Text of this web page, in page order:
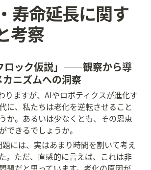
寿命延長に関す
考察
ロック仮説」——観察から導
ニズムへの洞察
りますが、AIやロボティクスが進化す
に、私たちは老化を逆転させること
か。あるいは少なくとも、その恩恵
できるでしょうか。
には、実はあまり時間を割いて考え
。ただ、直感的に言えば、これは非